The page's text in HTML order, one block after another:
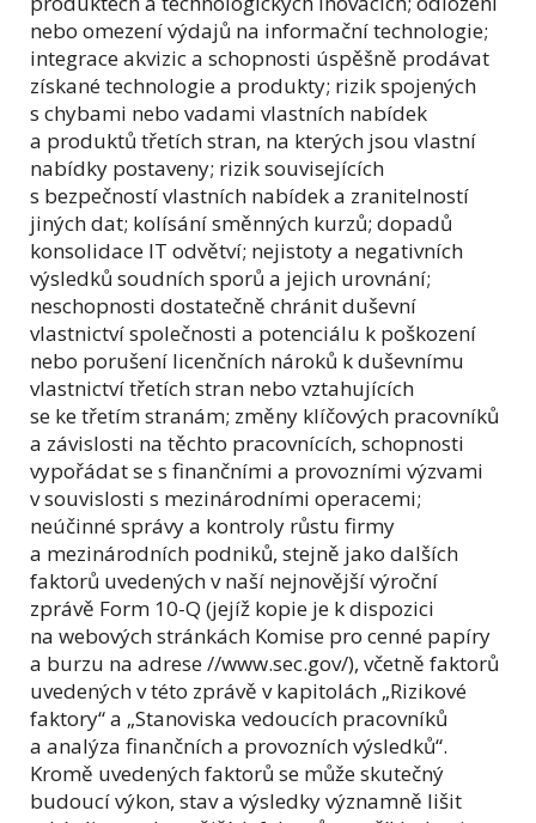
nebo omezení výdajů na informační technologie;
integrace akvizic a schopnosti úspěšně prodávat
získané technologie a produkty; rizik spojených
s chybami nebo vadami vlastních nabídek
a produktů třetích stran, na kterých jsou vlastní
nabídky postaveny; rizik souvisejících
s bezpečností vlastních nabídek a zranitelností
jiných dat; kolísání směnných kurzů; dopadů
konsolidace IT odvětví; nejistoty a negativních
výsledků soudních sporů a jejich urovnání;
neschopnosti dostatečně chránit duševní
vlastnictví společnosti a potenciálu k poškození
nebo porušení licenčních nároků k duševnímu
vlastnictví třetích stran nebo vztahujících
se ke třetím stranám; změny klíčových pracovníků
a závislosti na těchto pracovnících, schopnosti
vypořádat se s finančními a provozními výzvami
v souvislosti s mezinárodními operacemi;
neúčinné správy a kontroly růstu firmy
a mezinárodních podniků, stejně jako dalších
faktorů uvedených v naší nejnovější výroční
zprávě Form 10-Q (jejíž kopie je k dispozici
na webových stránkách Komise pro cenné papíry
a burzu na adrese //www.sec.gov/), včetně faktorů
uvedených v této zprávě v kapitolách „Rizikové
faktory“ a „Stanoviska vedoucích pracovníků
a analýza finančních a provozních výsledků“.
Kromě uvedených faktorů se může skutečný
budoucí výkon, stav a výsledky významně lišit